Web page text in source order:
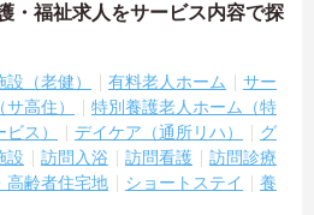
・福祉求人をサービス内容で探
（老健） 有料老人ホーム
サー
高住）
特別養護老人ホーム（特
ス） デイケア（通所リハ）
グ
設 訪問入浴 訪問看護
訪問診療
高齢者住宅地 ショートステイ
養